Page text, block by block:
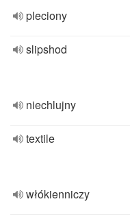
pleciony
slipshod
niechlujny
textile
włókienniczy